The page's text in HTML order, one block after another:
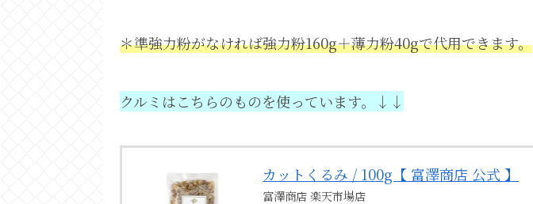
＊準強力粉がなければ強力粉160g＋薄力粉40gで代用できます。
クルミはこちらのものを使っています。↓↓
カットくるみ / 100g【 富澤商店 公式 】
富澤商店 楽天市場店